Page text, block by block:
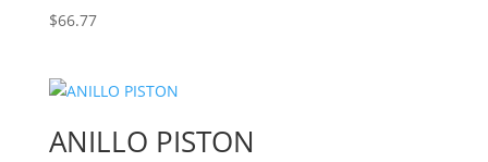
$66.77
ANILLO PISTON